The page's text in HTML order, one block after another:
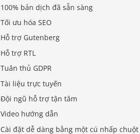
100% bản dịch đã sẵn sàng
Tối ưu hóa SEO
Hỗ trợ Gutenberg
Hỗ trợ RTL
Tuân thủ GDPR
Tài liệu trực tuyến
Đội ngũ hỗ trợ tận tâm
Video hướng dẫn
Cài đặt dễ dàng bằng một cú nhấp chuột